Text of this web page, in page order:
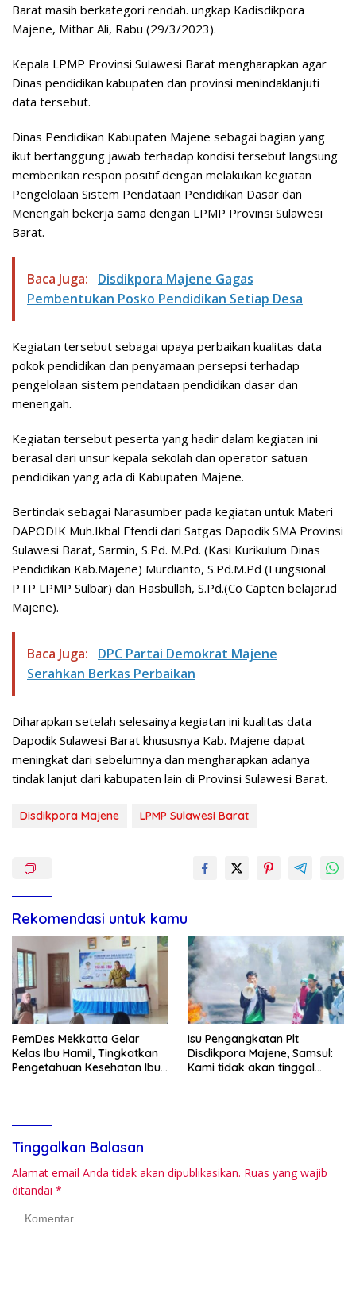
Barat masih berkategori rendah. ungkap Kadisdikpora
Majene, Mithar Ali, Rabu (29/3/2023).
Kepala LPMP Provinsi Sulawesi Barat mengharapkan agar
Dinas pendidikan kabupaten dan provinsi menindaklanjuti
data tersebut.
Dinas Pendidikan Kabupaten Majene sebagai bagian yang
ikut bertanggung jawab terhadap kondisi tersebut langsung
memberikan respon positif dengan melakukan kegiatan
Pengelolaan Sistem Pendataan Pendidikan Dasar dan
Menengah bekerja sama dengan LPMP Provinsi Sulawesi
Barat.
Baca Juga:
Disdikpora Majene Gagas
Pembentukan Posko Pendidikan Setiap Desa
Kegiatan tersebut sebagai upaya perbaikan kualitas data
pokok pendidikan dan penyamaan persepsi terhadap
pengelolaan sistem pendataan pendidikan dasar dan
menengah.
Kegiatan tersebut peserta yang hadir dalam kegiatan ini
berasal dari unsur kepala sekolah dan operator satuan
pendidikan yang ada di Kabupaten Majene.
Bertindak sebagai Narasumber pada kegiatan untuk Materi
DAPODIK Muh.Ikbal Efendi dari Satgas Dapodik SMA Provinsi
Sulawesi Barat, Sarmin, S.Pd. M.Pd. (Kasi Kurikulum Dinas
Pendidikan Kab.Majene) Murdianto, S.Pd.M.Pd (Fungsional
PTP LPMP Sulbar) dan Hasbullah, S.Pd.(Co Capten belajar.id
Majene).
Baca Juga:
DPC Partai Demokrat Majene
Serahkan Berkas Perbaikan
Diharapkan setelah selesainya kegiatan ini kualitas data
Dapodik Sulawesi Barat khususnya Kab. Majene dapat
meningkat dari sebelumnya dan mengharapkan adanya
tindak lanjut dari kabupaten lain di Provinsi Sulawesi Barat.
Disdikpora Majene LPMP Sulawesi Barat
Rekomendasi untuk kamu
PemDes Mekkatta Gelar
Kelas Ibu Hamil, Tingkatkan
Pengetahuan Kesehatan Ibu
Isu Pengangkatan Plt
Disdikpora Majene, Samsul:
Kami tidak akan tinggal
Tinggalkan Balasan
Alamat email Anda tidak akan dipublikasikan. Ruas yang wajib
ditandai *